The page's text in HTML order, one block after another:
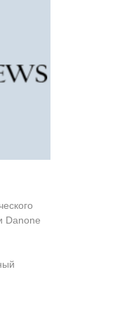
Danone